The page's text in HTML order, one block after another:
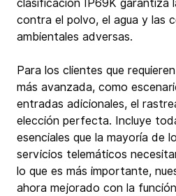
clasificación IP69K garantiza
contra el polvo, el agua y las
ambientales adversas.
Para los clientes que
más avanzada, como
entradas adicionales, el
elección perfecta. Incluye
esenciales que la mayoría de
servicios telemáticos
lo que es más importante,
ahora mejorado con la